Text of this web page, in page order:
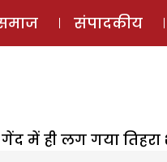
संपादकीय
में ही लग गया